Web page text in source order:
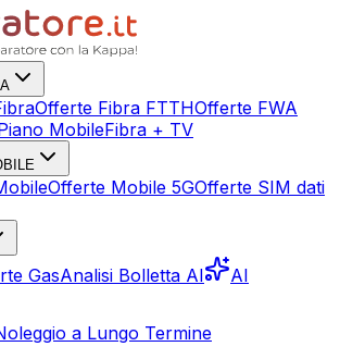
Offerte Fibra FTTHOfferte FWA
MobileFibra + TV
Offerte Mobile 5GOfferte SIM dati
GasAnalisi Bolletta AI AI
a Lungo Termine